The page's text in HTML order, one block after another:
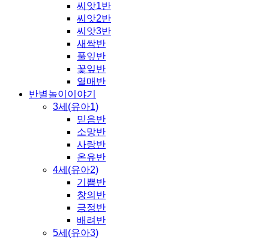
씨앗1반
씨앗2반
씨앗3반
새싹반
풀잎반
꽃잎반
열매반
반별놀이이야기
3세(유아1)
믿음반
소망반
사랑반
온유반
4세(유아2)
기쁨반
창의반
긍정반
배려반
5세(유아3)